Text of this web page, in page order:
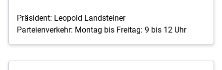
Präsident: Leopold Landsteiner
Parteienverkehr: Montag bis Freitag: 9 bis 12 Uhr